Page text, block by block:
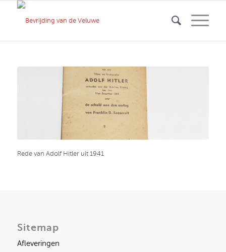
Rede van Adolf Hitler uit 1941
Sitemap
Afleveringen